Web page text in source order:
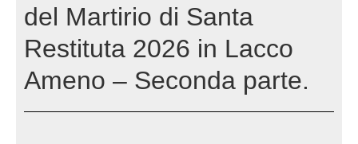
del Martirio di Santa
Restituta 2026 in Lacco
Ameno – Seconda parte.